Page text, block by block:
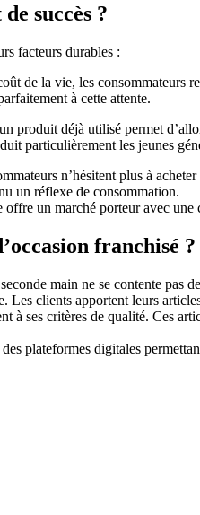
succès ?
facteurs durables :
de la vie, les consommateurs
à cette attente.
produit déjà utilisé permet
particulièrement les jeunes
n’hésitent plus à
un réflexe de consommation.
un marché porteur avec une
franchisé ?
main ne se contente pas
Les clients apportent leurs
à ses critères de qualité. Ces
plateformes digitales